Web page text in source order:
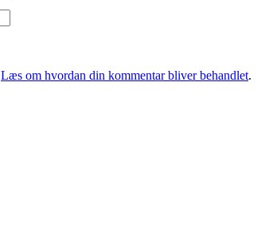
Læs om hvordan din kommentar bliver behandlet.